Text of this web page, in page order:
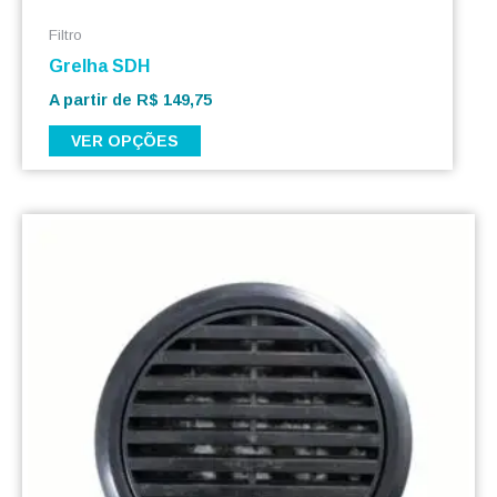
Filtro
Grelha SDH
A partir de R$ 149,75
VER OPÇÕES
tem
várias
variantes.
As
opções
podem
ser
escolhidas